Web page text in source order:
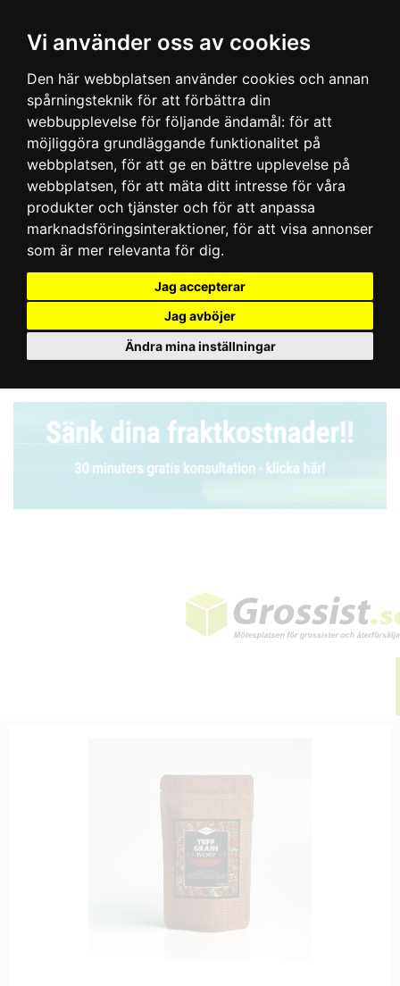
Vi använder oss av cookies
Den här webbplatsen använder cookies och annan
spårningsteknik för att förbättra din
webbupplevelse för följande ändamål: för att
möjliggöra grundläggande funktionalitet på
webbplatsen, för att ge en bättre upplevelse på
webbplatsen, för att mäta ditt intresse för våra
produkter och tjänster och för att anpassa
marknadsföringsinteraktioner, för att visa annonser
som är mer relevanta för dig.
Jag accepterar
Jag avböjer
Ändra mina inställningar